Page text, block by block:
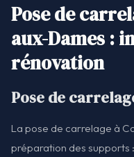
Pose de
aux-Dames :
rénovation
Pose de
La pose de carrelage à
préparation des supports